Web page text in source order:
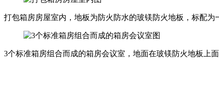
打包箱房房屋室内，地板为防火防水的玻镁防火地板，标配
3个标准箱房组合而成的箱房会议室，地面在玻镁防火地板上